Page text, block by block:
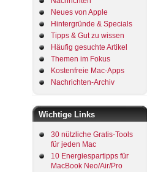
Neues von Apple
Hintergründe & Specials
Tipps & Gut zu wissen
Häufig gesuchte Artikel
Themen im Fokus
Kostenfreie Mac-Apps
Nachrichten-Archiv
Wichtige Links
30 nützliche Gratis-Tools
für jeden Mac
10 Energiespartipps für
MacBook Neo/Air/Pro